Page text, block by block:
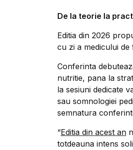
De la teorie la
Editia din 2026
cu zi a medicului de
Conferinta
nutritie, pana la
la sesiuni dedicate
sau somnologiei
semnatura
“Editia din acest an
totdeauna intens